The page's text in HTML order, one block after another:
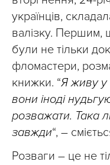
українців,
валізку. Першим,
були не тільки
фломастери,
книжки. “Я живу у
вони іноді
розважати. Така
завжди“, –
Розваги – це не